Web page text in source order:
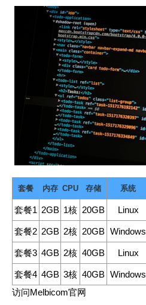
套餐 内存 CPU 存储 系统
套餐1 2GB 1核 20GB Linux
套餐2 2GB 2核 20GB Windows
套餐3 4GB 2核 40GB Linux
套餐4 4GB 3核 40GB Windows
访问Melbicom官网